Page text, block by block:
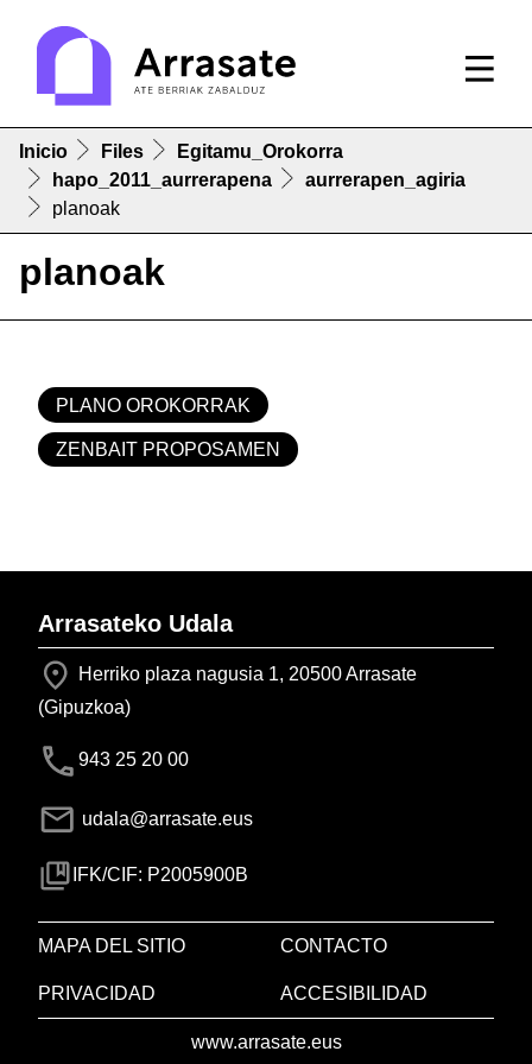
Inicio Files
Egitamu_Orokorra
hapo_2011_aurrerapena
aurrerapen_agiria
planoak
planoak
PLANO OROKORRAK
ZENBAIT PROPOSAMEN
Arrasateko Udala
Herriko plaza nagusia 1, 20500 Arrasate
(Gipuzkoa)
943 25 20 00
udala@arrasate.eus
IFK/CIF: P2005900B
MAPA DEL SITIO CONTACTO
PRIVACIDAD ACCESIBILIDAD
www.arrasate.eus